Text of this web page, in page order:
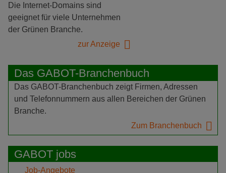
Die Internet-Domains sind
geeignet für viele Unternehmen
der Grünen Branche.
zur Anzeige
Das GABOT-Branchenbuch
Das GABOT-Branchenbuch zeigt Firmen, Adressen
und Telefonnummern aus allen Bereichen der Grünen
Branche.
Zum Branchenbuch
GABOT jobs
Job-Angebote